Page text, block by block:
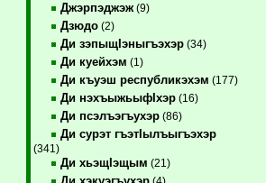
Джэрпэджэж(9)
Дзюдо(2)
Ди зэпыщIэныгъэхэр(34)
Ди куейхэм (1)
Ди къуэш республикэхэм (177)
Ди нэхъыжьыфIхэр(16)
Ди псэлъэгъухэр(86)
Ди сурэт гъэтIылъыгъэхэр
(341)
Ди хьэщIэщым (21)
(4)